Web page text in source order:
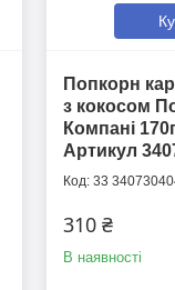
Попкорн
з кокосом
Компані
Артикул
33
310 ₴
В наявності